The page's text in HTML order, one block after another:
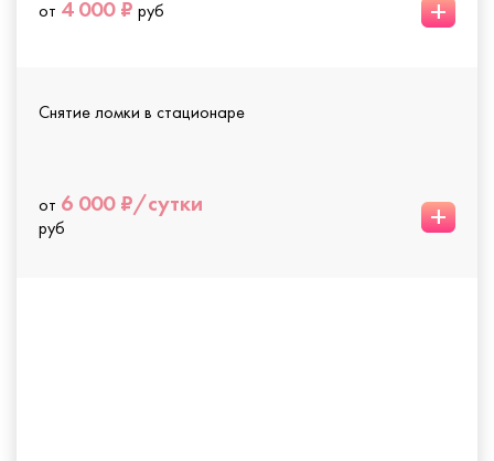
от 4 000 ₽ руб +
Снятие ломки в стационаре
от 6 000 ₽/сутки
руб +